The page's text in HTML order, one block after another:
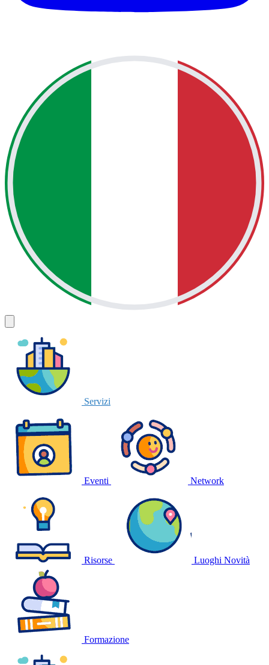
Servizi
Eventi Network
Risorse Luoghi Novità
Formazione